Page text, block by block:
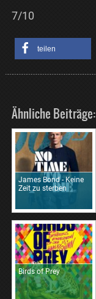
7/10
teilen
Ähnliche Beiträge:
James Bond - Keine
Zeit zu sterben
Birds of Prey